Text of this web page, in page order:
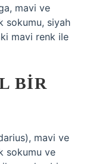
mavi ve
sokumu, siyah
mavi renk ile
BIR
mavi ve
sokumu ve